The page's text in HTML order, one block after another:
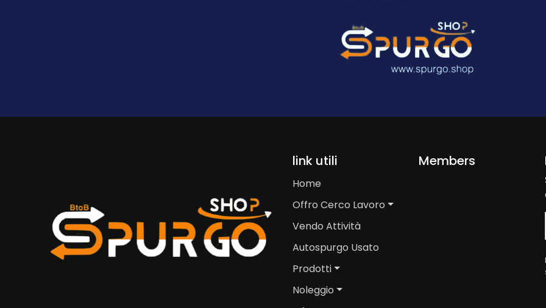
link utili
Home
Offro Cerco Lavoro
Vendo Attività
Autospurgo Usato
Prodotti
Noleggio
Members